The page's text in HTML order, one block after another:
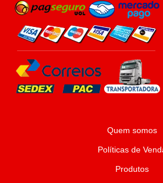
Quem somos
Políticas de
Produtos